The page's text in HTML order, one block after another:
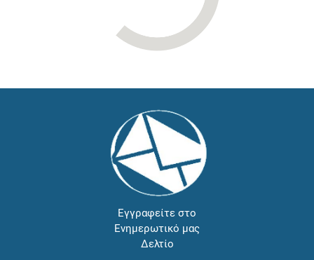
Εγγραφείτε στο
Ενημερωτικό μας
Δελτίο